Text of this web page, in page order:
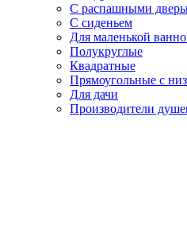
С распашными
С сиденьем
Для маленькой
Полукруглые
Квадратные
Прямоугольные с
Для дачи
Производители